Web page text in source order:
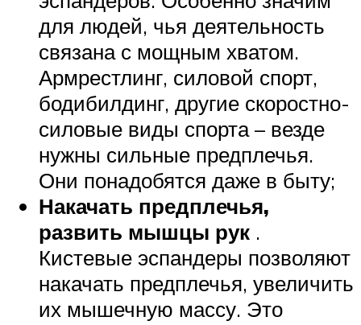
для людей, чья деятельность
связана с мощным хватом.
Армрестлинг, силовой спорт,
бодибилдинг, другие скоростно-
силовые виды спорта – везде
нужны сильные предплечья.
Они понадобятся даже в быту;
Накачать предплечья,
развить мышцы рук .
Кистевые эспандеры позволяют
накачать предплечья, увеличить
их мышечную массу. Это